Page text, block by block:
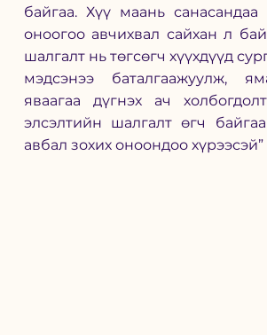
байгаа. Хүү маань санасандаа
оноогоо авчихвал сайхан л
шалгалт нь төгсөгч хүүхдүүд
мэдсэнээ баталгаажуулж,
яваагаа дүгнэх ач
элсэлтийн шалгалт өгч
авбал зохих оноондоо хүрээсэй”